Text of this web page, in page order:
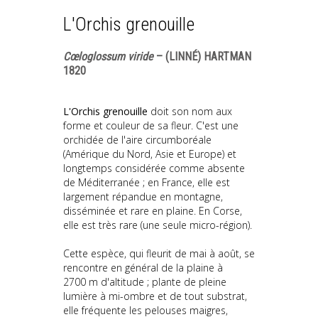
L'Orchis grenouille
Cœloglossum viride– (LINNÉ) HARTMAN
1820
L'Orchis grenouille doit son nom aux
forme et couleur de sa fleur. C'est une
orchidée de l'aire circumboréale
(Amérique du Nord, Asie et Europe) et
longtemps considérée comme absente
de Méditerranée ; en France, elle est
largement répandue en montagne,
disséminée et rare en plaine. En Corse,
elle est très rare (une seule micro-région).
Cette espèce, qui fleurit de mai à août, se
rencontre en général de la plaine à
2700 m d'altitude ; plante de pleine
lumière à mi-ombre et de tout substrat,
elle fréquente les pelouses maigres,